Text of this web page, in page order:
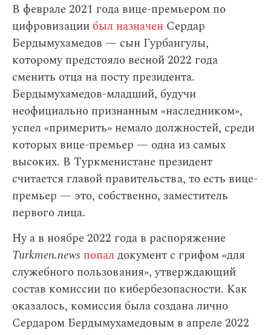
В феврале 2021 года вице-премьером по
цифровизации был назначен Сердар
Бердымухамедов — сын Гурбангулы,
которому предстояло весной 2022 года
сменить отца на посту президента.
Бердымухамедов-младший, будучи
неофициально признанным «наследником»,
успел «примерить» немало должностей, среди
которых вице-премьер — одна из самых
высоких. В Туркменистане президент
считается главой правительства, то есть вице-
премьер — это, собственно, заместитель
первого лица.
Ну а в ноябре 2022 года в распоряжение
Turkmen.news попалдокумент с грифом «для
служебного пользования», утверждающий
состав комиссии по кибербезопасности. Как
оказалось, комиссия была создана лично
Сердаром Бердымухамедовым в апреле 2022